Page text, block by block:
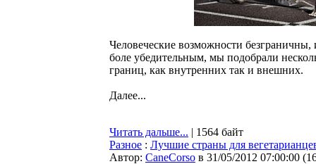
Человеческие возможности
боле убедительным, мы подобрали
границ, как внутренних так и внешних.
Далее...
Читать дальше... | 1564 байт
Разное : Лучшие страны для
Автор: CaneCorso в 31/05/2012 07:00:00 (